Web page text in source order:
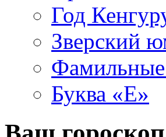
Год
Зверский
Буква «Е»